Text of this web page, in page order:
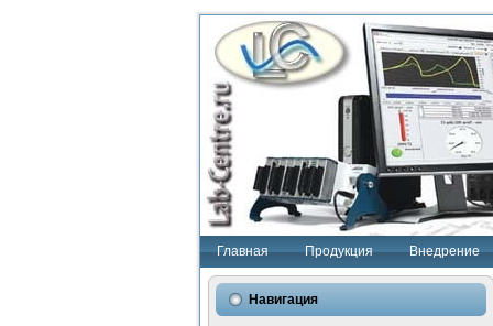
Главная Продукция Внедрение
Навигация